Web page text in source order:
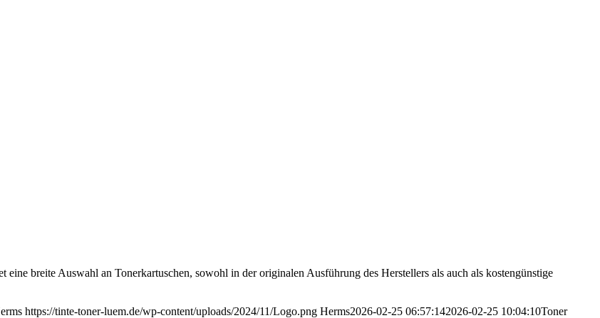
breite Auswahl an Tonerkartuschen, sowohl in der originalen Ausführung des Herstellers als auch als kostengünstige
https://tinte-toner-luem.de/wp-content/uploads/2024/11/Logo.png Herms2026-02-25 06:57:142026-02-25 10:04:10Toner